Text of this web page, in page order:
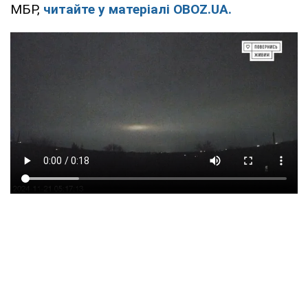
МБР, читайте у матеріалі OBOZ.UA.